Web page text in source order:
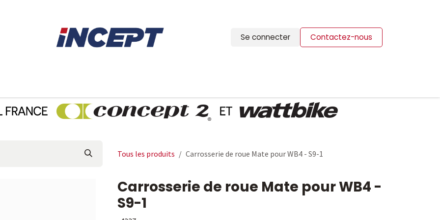
Se connecter Contactez-nous
Tous les produits Carrosserie de roue Mate pour WB4 - S9-1
Carrosserie de roue Mate pour WB4 -
S9-1